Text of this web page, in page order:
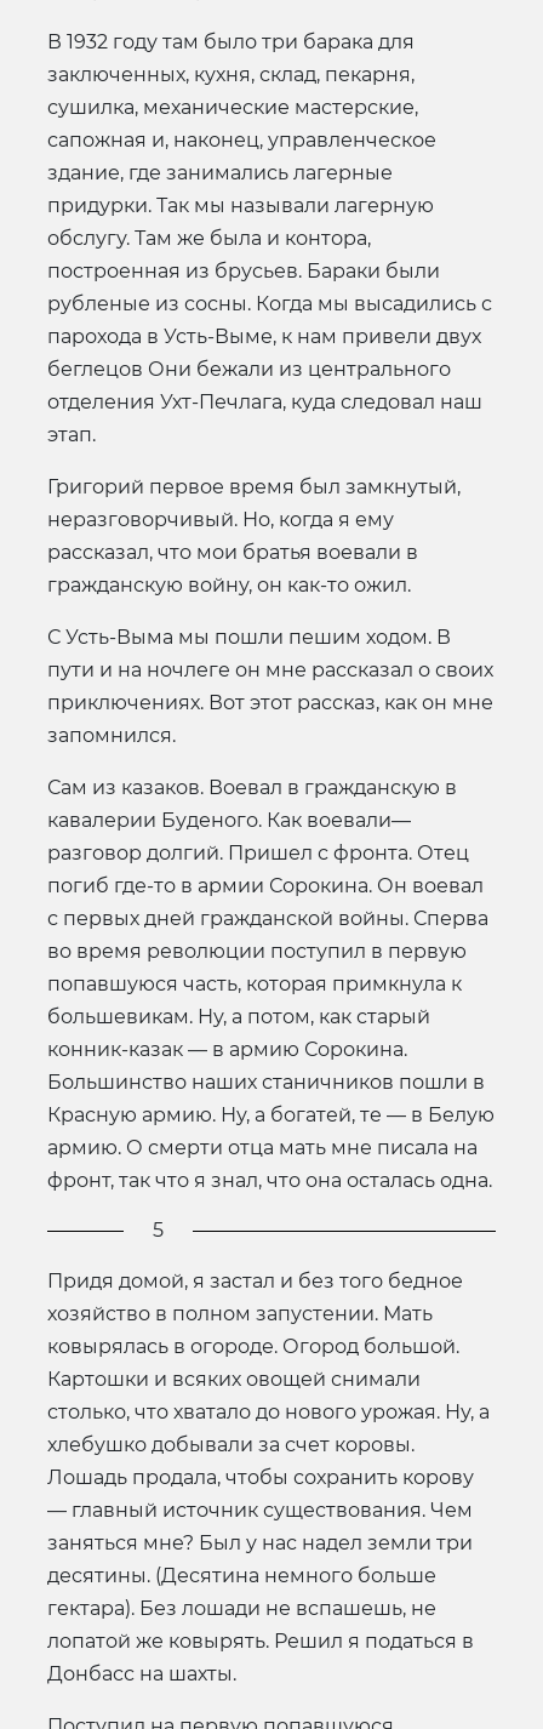
В 1932 году там было три барака для
заключенных, кухня, склад, пекарня,
сушилка, механические мастерские,
сапожная и, наконец, управленческое
здание, где занимались лагерные
придурки. Так мы называли лагерную
обслугу. Там же была и контора,
построенная из брусьев. Бараки были
рубленые из сосны. Когда мы высадились с
парохода в Усть-Выме, к нам привели двух
беглецов Они бежали из центрального
отделения Ухт-Печлага, куда следовал наш
этап.
Григорий первое время был замкнутый,
неразговорчивый. Но, когда я ему
рассказал, что мои братья воевали в
гражданскую войну, он как-то ожил.
С Усть-Выма мы пошли пешим ходом. В
пути и на ночлеге он мне рассказал о своих
приключениях. Вот этот рассказ, как он мне
запомнился.
Сам из казаков. Воевал в гражданскую в
кавалерии Буденого. Как воевали—
разговор долгий. Пришел с фронта. Отец
погиб где-то в армии Сорокина. Он воевал
с первых дней гражданской войны. Сперва
во время революции поступил в первую
попавшуюся часть, которая примкнула к
большевикам. Ну, а потом, как старый
конник-казак — в армию Сорокина.
Большинство наших станичников пошли в
Красную армию. Ну, а богатей, те — в Белую
армию. О смерти отца мать мне писала на
фронт, так что я знал, что она осталась одна.
5
Придя домой, я застал и без того бедное
хозяйство в полном запустении. Мать
ковырялась в огороде. Огород большой.
Картошки и всяких овощей снимали
столько, что хватало до нового урожая. Ну, а
хлебушко добывали за счет коровы.
Лошадь продала, чтобы сохранить корову
— главный источник существования. Чем
заняться мне? Был у нас надел земли три
десятины. (Десятина немного больше
гектара). Без лошади не вспашешь, не
лопатой же ковырять. Решил я податься в
Донбасс на шахты.